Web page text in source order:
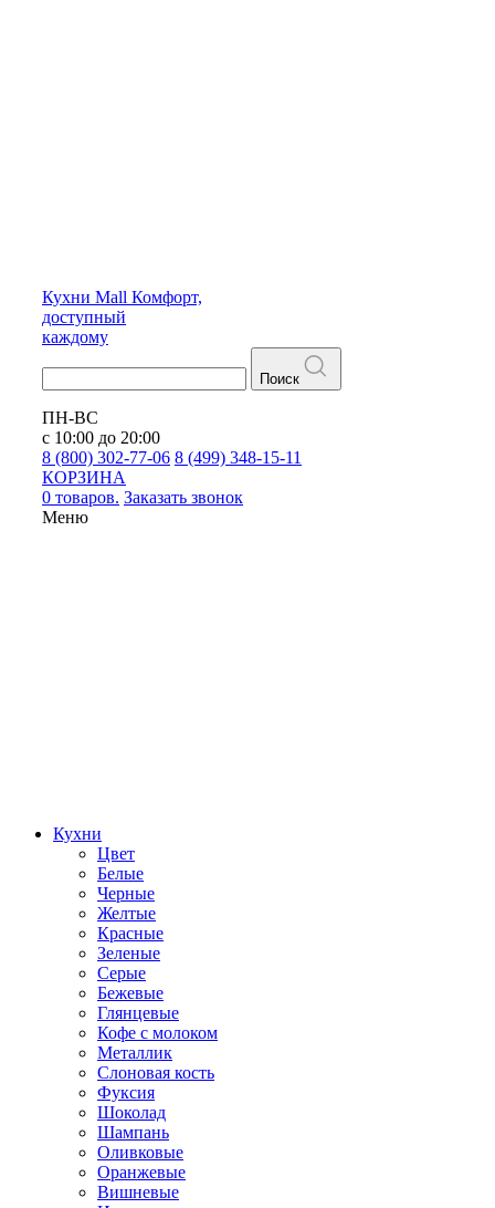
Кухни Mall Комфорт,
доступный
каждому
Поиск
ПН-ВС
с 10:00 до 20:00
8 (800) 302-77-06 8 (499) 348-15-11
КОРЗИНА
0 товаров. Заказать звонок
Меню
Кухни
Цвет
Белые
Черные
Желтые
Красные
Зеленые
Серые
Бежевые
Глянцевые
Кофе с молоком
Металлик
Слоновая кость
Фуксия
Шоколад
Шампань
Оливковые
Оранжевые
Вишневые